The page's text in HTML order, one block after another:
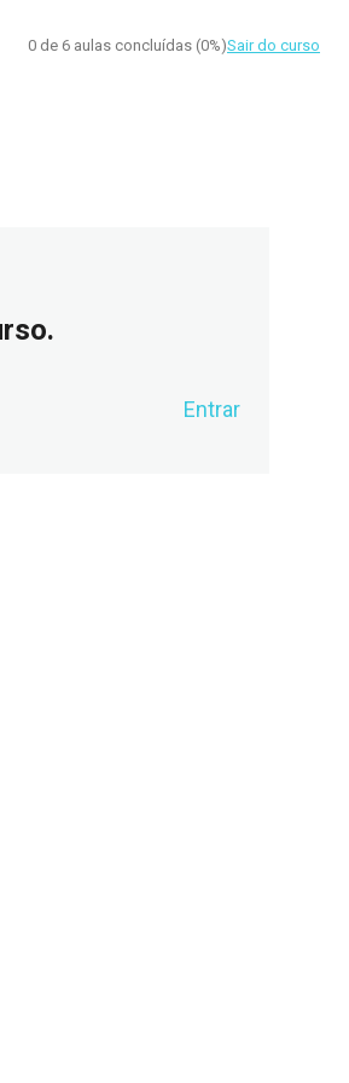
0 de 6 aulas concluídas (0%)Sair do curso
Entrar